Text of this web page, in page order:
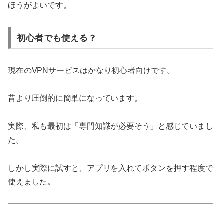
ほうがよいです。
初心者でも使える？
現在のVPNサービスはかなり初心者向けです。
昔より圧倒的に簡単になっています。
実際、私も最初は「専門知識が必要そう」と感じていまし
た。
しかし実際に試すと、アプリを入れてボタンを押す程度で
使えました。